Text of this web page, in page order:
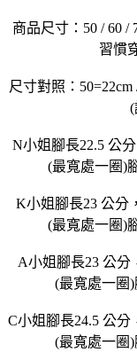
商品尺寸：50 / 60 /
習慣
尺寸對照：50=22cm
(
N小姐腳長22.5 公
(最寬處一圈)
K小姐腳長23 公分
(最寬處一圈)
A小姐腳長23 公分
(最寬處一圈
C小姐腳長24.5 公分
(最寬處一圈